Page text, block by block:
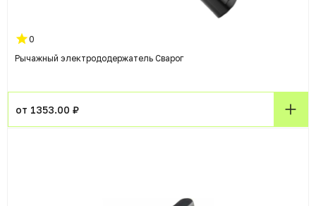
0
Рычажный электрододержатель Сварог
от 1353.00 ₽